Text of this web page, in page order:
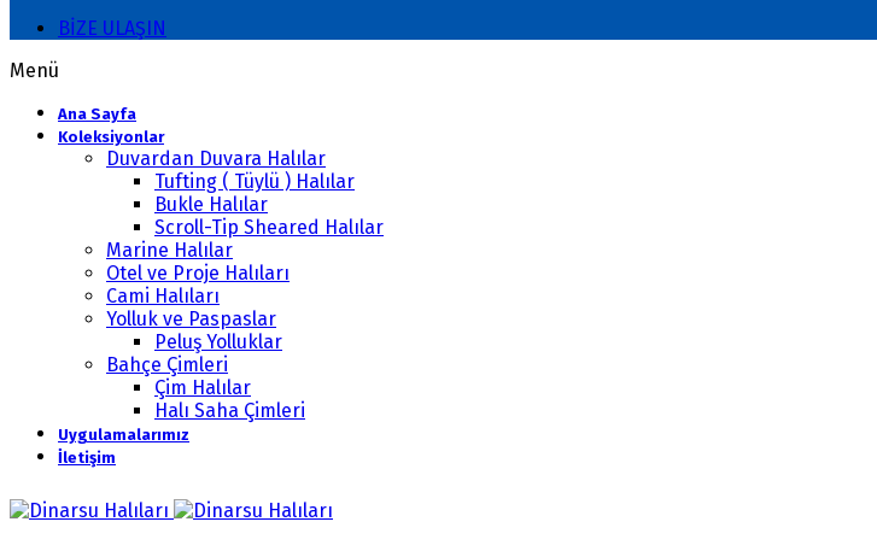
BİZE ULAŞIN
Menü
Ana Sayfa
Koleksiyonlar
Duvardan Duvara Halılar
Tufting ( Tüylü ) Halılar
Bukle Halılar
Scroll-Tip Sheared Halılar
Marine Halılar
Otel ve Proje Halıları
Cami Halıları
Yolluk ve Paspaslar
Peluş Yolluklar
Bahçe Çimleri
Çim Halılar
Halı Saha Çimleri
Uygulamalarımız
İletişim